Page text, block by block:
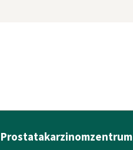
Prostatakarzinomzentrum